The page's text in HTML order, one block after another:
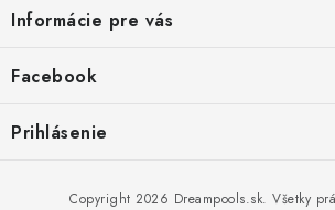
p
ä
Informácie pre vás
Ochrana osobných údajov
FORMULÁRE - Odstúpenie od zmluvy /
Facebook
Prihlásenie
Copyright 2026 Dreampools.sk. Všetky